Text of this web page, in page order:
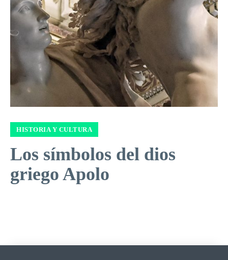
HISTORIA Y CULTURA
Los símbolos del dios
griego Apolo